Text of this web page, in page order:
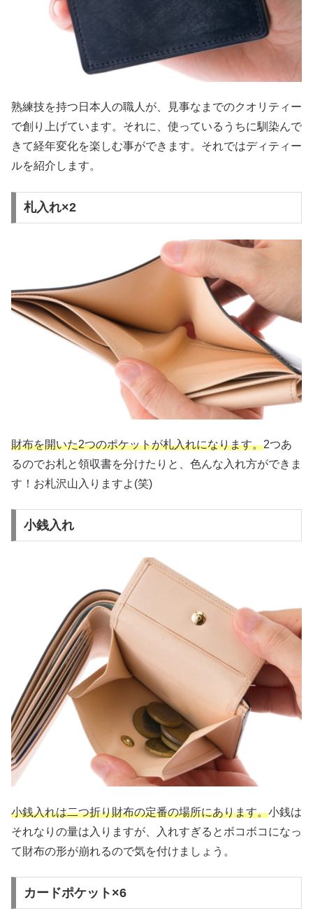
熟練技を持つ日本人の職人が、見事なまでのクオリティー
で創り上げています。それに、使っているうちに馴染んで
きて経年変化を楽しむ事ができます。それではディティー
ルを紹介します。
札入れ×2
財布を開いた2つのポケットが札入れになります。2つあ
るのでお札と領収書を分けたりと、色んな入れ方ができま
す！お札沢山入りますよ(笑)
小銭入れ
小銭入れは二つ折り財布の定番の場所にあります。小銭は
それなりの量は入りますが、入れすぎるとボコボコになっ
て財布の形が崩れるので気を付けましょう。
カードポケット×6